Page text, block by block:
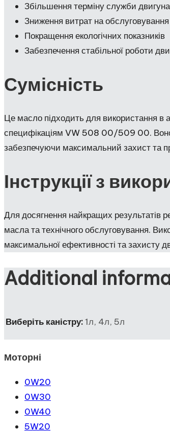
Збільшення терміну служби двигуна
Зниження витрат на обслуговування
Покращення екологічних показників
Забезпечення стабільної роботи
Сумісність
Це масло підходить для використання в
специфікаціям VW 508 00/509 00. Воно
забезпечуючи максимальний захист та
Інструкції з
Для досягнення найкращих результатів
масла та технічного обслуговування.
максимальної ефективності та захисту
Additional
Виберіть каністру:1л, 4л, 5л
Моторні
0W20
0W30
0W40
5W20